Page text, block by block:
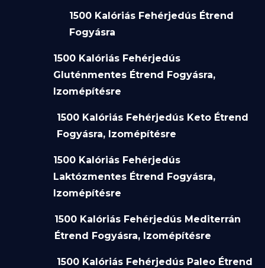
1500 Kalóriás Fehérjedús Étrend
Fogyásra
1500 Kalóriás Fehérjedús
Gluténmentes Étrend Fogyásra,
Izomépítésre
1500 Kalóriás Fehérjedús Keto Étrend
Fogyásra, Izomépítésre
1500 Kalóriás Fehérjedús
Laktózmentes Étrend Fogyásra,
Izomépítésre
1500 Kalóriás Fehérjedús Mediterrán
Étrend Fogyásra, Izomépítésre
1500 Kalóriás Fehérjedús Paleo Étrend